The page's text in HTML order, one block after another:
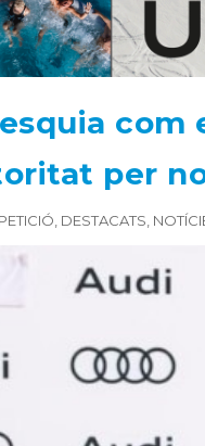
com
per
DESTACATS